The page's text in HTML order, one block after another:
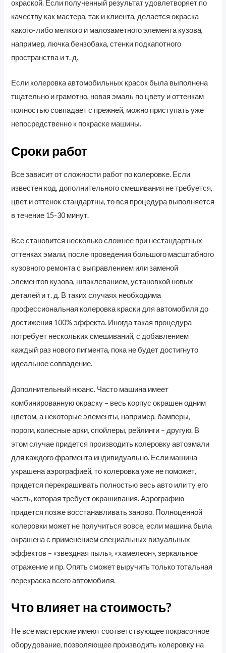
окраской. Если полученный результат удовлетворяет по
качеству как мастера, так и клиента, делается окраска
какого-либо мелкого и малозаметного элемента кузова,
например, лючка бензобака, стенки подкапотного
пространства и т. д.
Если колеровка автомобильных красок была выполнена
тщательно и грамотно, новая эмаль по цвету и оттенкам
полностью совпадает с прежней, можно приступать уже
непосредственно к покраске машины.
Сроки работ
Все зависит от сложности работ по колеровке. Если
известен код, дополнительного смешивания не требуется,
цвет и оттенок стандартны, то вся процедура выполняется
в течение 15-30 минут.
Все становится несколько сложнее при нестандартных
оттенках эмали, после проведения большого масштабного
кузовного ремонта с выправлением или заменой
элементов кузова, шпаклеванием, установкой новых
деталей и т. д. В таких случаях необходима
профессиональная колеровка краски для автомобиля до
достижения 100% эффекта. Иногда такая процедура
потребует нескольких смешиваний, с добавлением
каждый раз нового пигмента, пока не будет достигнуто
идеальное совпадение.
Дополнительный нюанс. Часто машина имеет
комбинированную окраску – весь корпус окрашен одним
цветом, а некоторые элементы, например, бамперы,
пороги, колесные арки, спойлеры, рейлинги – другую. В
этом случае придется производить колеровку автоэмали
для каждого фрагмента индивидуально. Если машина
украшена аэрографией, то колеровка уже не поможет,
придется перекрашивать полностью весь авто или ту его
часть, которая требует окрашивания. Аэрографию
придется позже восстанавливать заново. Полноценной
колеровки может не получиться вовсе, если машина была
окрашена с применением специальных визуальных
эффектов – «звездная пыль», «хамелеон», зеркальное
отражение и пр. Опять сможет выручить только тотальная
перекраска всего автомобиля.
Что влияет на стоимость?
Не все мастерские имеют соответствующее покрасочное
оборудование, позволяющее производить колеровку на